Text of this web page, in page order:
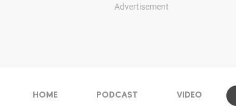
Advertisement
HOME PODCAST VIDEO